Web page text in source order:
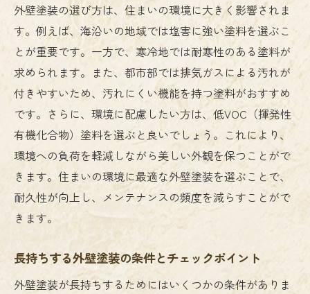
外壁塗装の選び方は、住まいの環境に大きく影響されま
す。例えば、海沿いの地域では塩害に強い塗料を選ぶこ
とが重要です。一方で、寒冷地では耐寒性のある塗料が
求められます。また、都市部では排気ガスによる汚れが
付きやすいため、汚れにくい機能を持つ塗料がおすすめ
です。さらに、環境に配慮したい方は、低VOC（揮発性
有機化合物）塗料を選ぶと良いでしょう。これにより、
環境への負荷を軽減しながら美しい外観を保つことがで
きます。住まいの環境に最適な外壁塗装を選ぶことで、
耐久性が向上し、メンテナンスの頻度を減らすことがで
きます。
長持ちする外壁塗装の条件とチェックポイント
外壁塗装が長持ちするためにはいくつかの条件がありま